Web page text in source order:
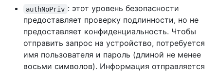
authNoPriv : этот уровень безопасности
предоставляет проверку подлинности, но не
предоставляет конфиденциальность. Чтобы
отправить запрос на устройство, потребуется
имя пользователя и пароль (длиной не менее
восьми символов). Информация отправляется